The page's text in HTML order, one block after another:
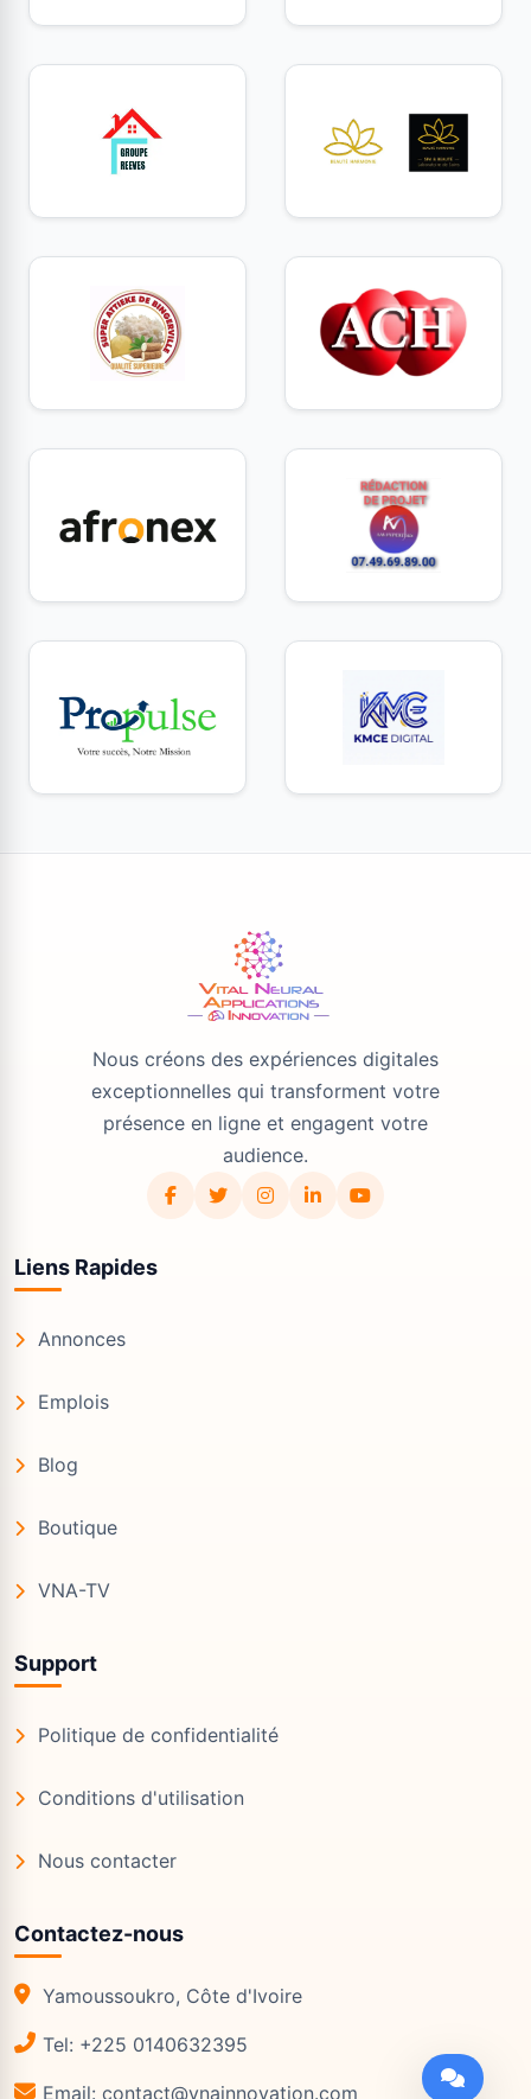
Nous créons des expériences digitales
exceptionnelles qui transforment votre
présence en ligne et engagent votre
audience.
Liens Rapides
Annonces
Emplois
Blog
Boutique
VNA-TV
Support
Politique de confidentialité
Conditions d'utilisation
Nous contacter
Contactez-nous
Yamoussoukro, Côte d'Ivoire
Tel: +225 0140632395
Email: contact@vnainnovation.com